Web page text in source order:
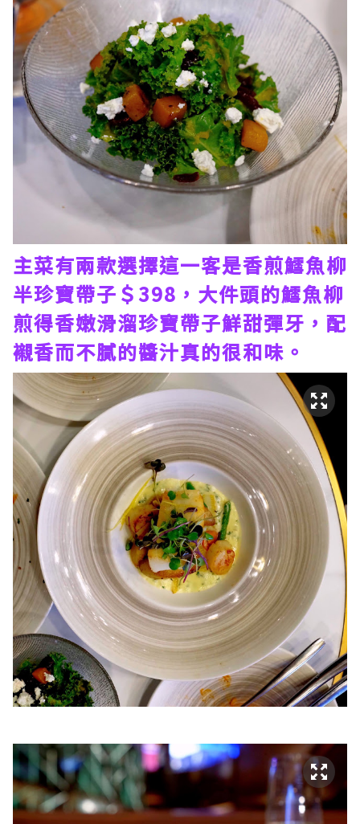
主菜有兩款選擇這一客是香煎鱈魚柳
半珍寶帶子＄398，大件頭的鱈魚柳
煎得香嫩滑溜珍寶帶子鮮甜彈牙，配
襯香而不膩的醬汁真的很和味。